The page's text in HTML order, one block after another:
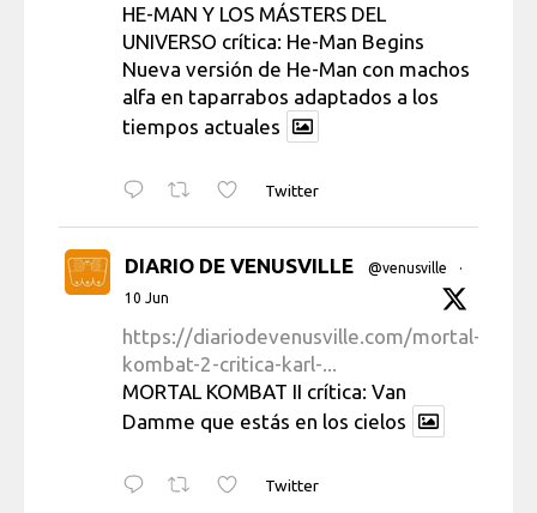
HE-MAN Y LOS MÁSTERS DEL
UNIVERSO crítica: He-Man Begins
Nueva versión de He-Man con machos
alfa en taparrabos adaptados a los
tiempos actuales
Twitter
DIARIO DE VENUSVILLE @venusville
·
10 Jun
https://diariodevenusville.com/mortal-
kombat-2-critica-karl-...
MORTAL KOMBAT II crítica: Van
Damme que estás en los cielos
Twitter